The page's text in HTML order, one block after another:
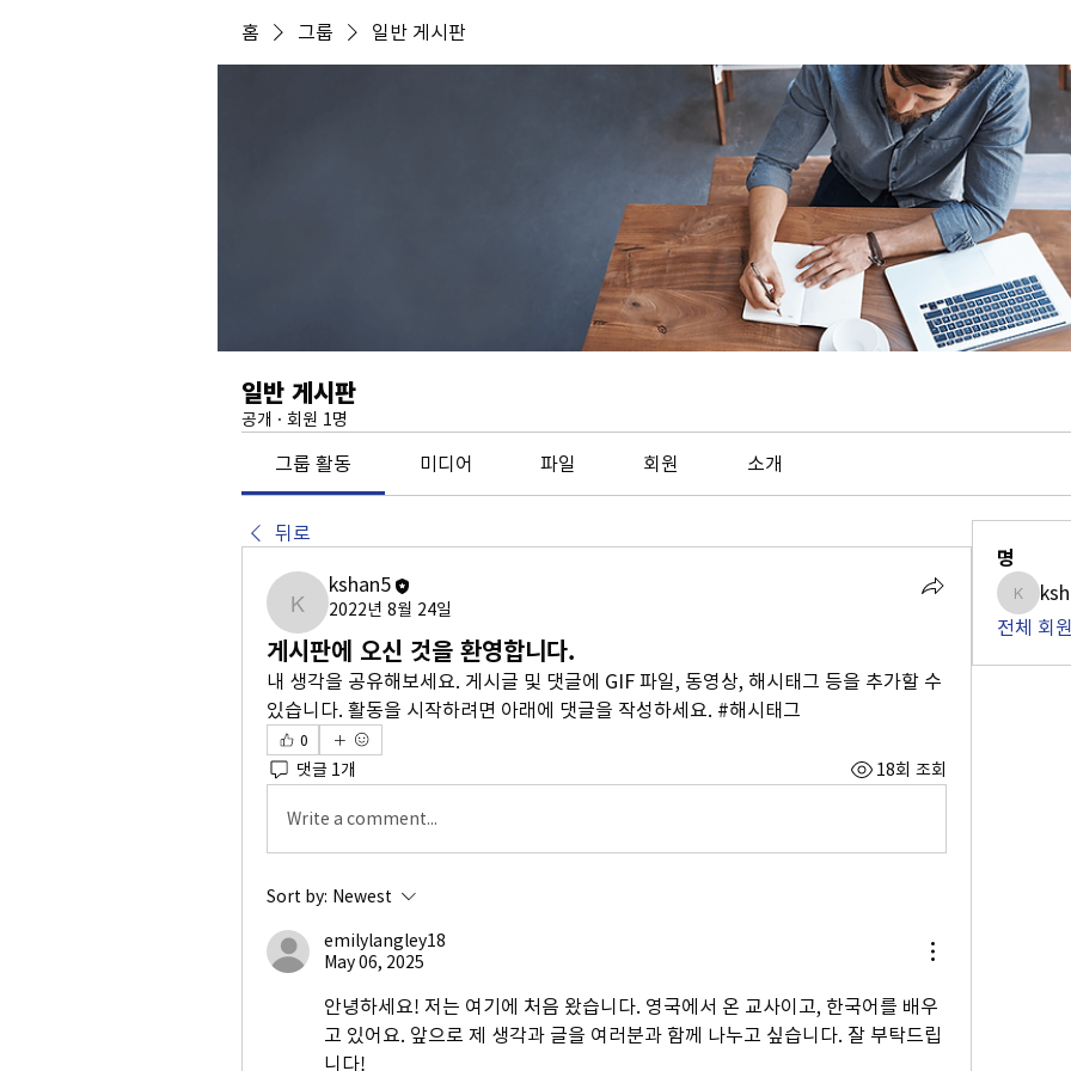
홈 그룹 일반 게시판
일반 게시판
공개 · 회원 1명
그룹 활동 미디어 파일 회원 소개
뒤로
kshan5
kshan5
2022년 8월 24일
게시판에 오신 것을 환영합니다.
내 생각을 공유해보세요. 게시글 및 댓글에 GIF 파일, 동영상, 해시태그 등을 추가할 수
있습니다. 활동을 시작하려면 아래에 댓글을 작성하세요. #해시태그
0
댓글 1개 18회 조회
Write a comment...
Sort by: Newest
emilylangley18
May 06, 2025
안녕하세요! 저는 여기에 처음 왔습니다. 영국에서 온 교사이고, 한국어를 배우
고 있어요. 앞으로 제 생각과 글을 여러분과 함께 나누고 싶습니다. 잘 부탁드립
니다!
명
kshan5
전체 회